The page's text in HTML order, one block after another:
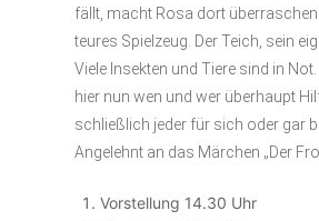
fällt, macht Rosa dort
teures Spielzeug. Der Teich, sein
Viele Insekten und Tiere sind in
hier nun wen und wer überhaupt
schließlich jeder für sich oder gar
Angelehnt an das Märchen „Der
Vorstellung 14.30 Uhr